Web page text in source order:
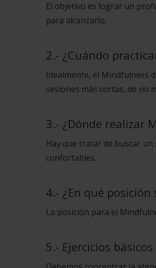
El objetivo es lograr un
para alcanzarlo.
2.- ¿Cuándo
Idealmente, el Mindfulness
sesiones más cortas, de no
3.- ¿Dónde realizar
Hay que tratar de buscar
confortables.
4.- ¿En qué posición
La posición para el
5.- Ejercicios básicos